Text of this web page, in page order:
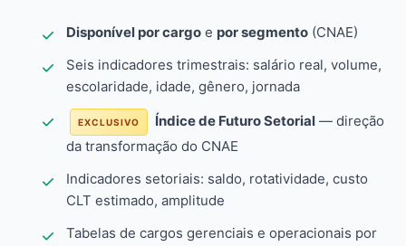
Disponível por cargo e por segmento (CNAE)
Seis indicadores trimestrais: salário real, volume,
escolaridade, idade, gênero, jornada
EXCLUSIVO Índice de Futuro Setorial — direção
da transformação do CNAE
Indicadores setoriais: saldo, rotatividade, custo
CLT estimado, amplitude
Tabelas de cargos gerenciais e operacionais por